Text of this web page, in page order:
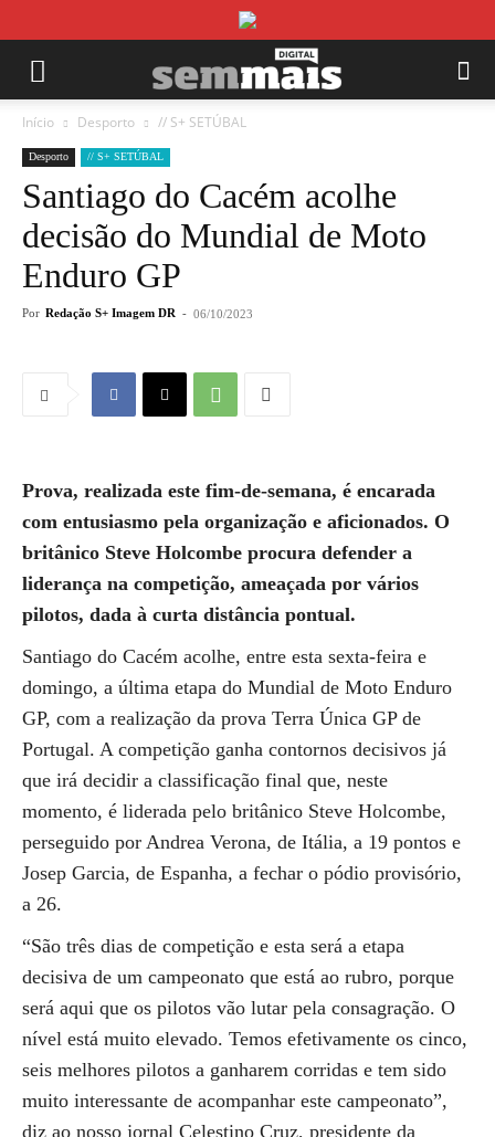
Início Desporto // S+ SETÚBAL
Desporto // S+ SETÚBAL
Santiago do Cacém acolhe
decisão do Mundial de Moto
Enduro GP
Por Redação S+ Imagem DR - 06/10/2023
Prova, realizada este fim-de-semana, é encarada
com entusiasmo pela organização e aficionados. O
britânico Steve Holcombe procura defender a
liderança na competição, ameaçada por vários
pilotos, dada à curta distância pontual.
Santiago do Cacém acolhe, entre esta sexta-feira e
domingo, a última etapa do Mundial de Moto Enduro
GP, com a realização da prova Terra Única GP de
Portugal. A competição ganha contornos decisivos já
que irá decidir a classificação final que, neste
momento, é liderada pelo britânico Steve Holcombe,
perseguido por Andrea Verona, de Itália, a 19 pontos e
Josep Garcia, de Espanha, a fechar o pódio provisório,
a 26.
“São três dias de competição e esta será a etapa
decisiva de um campeonato que está ao rubro, porque
será aqui que os pilotos vão lutar pela consagração. O
nível está muito elevado. Temos efetivamente os cinco,
seis melhores pilotos a ganharem corridas e tem sido
muito interessante de acompanhar este campeonato”,
diz ao nosso jornal Celestino Cruz, presidente da